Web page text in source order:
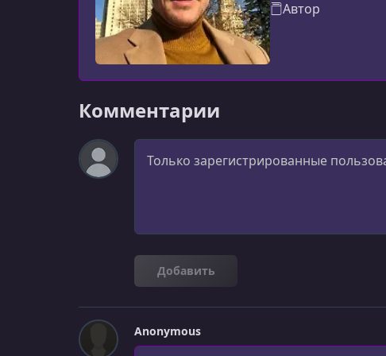
Автор
Комментарии
Комментарий
Добавить
Anonymous